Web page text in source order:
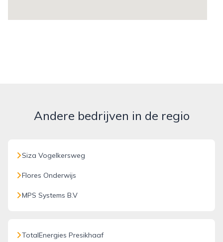
Andere bedrijven in de regio
Siza Vogelkersweg
Flores Onderwijs
MPS Systems B.V
TotalEnergies Presikhaaf